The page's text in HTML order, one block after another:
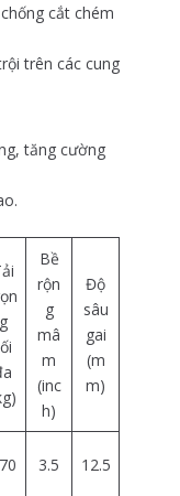
cắt chém
trên các cung
tăng cường
g
Bề
rộn
g
mâ
m
(inc
h)
Độ
sâu
gai
(m
m)
3.5 12.5